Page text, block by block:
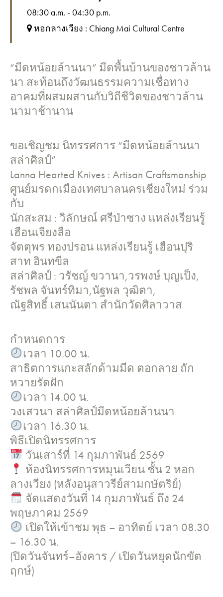
08:30 a.m. - 04:30 p.m.
หอกลางเวียง : Chiang Mai Cultural Centre
“มีดหน้อยล้านนา” มีดพื้นบ้านของชาวล้าน
นา สะท้อนถึงวัฒนธรรมความเชื่อทาง
อาคมที่ผสมผสานกับวิถีชีวิตของชาวล้าน
นามาช้านาน
ขอเชิญชม นิทรรศการ “มีดหน้อยล้านนา
สล่าศิลป์”
Lanna Hearted Knives : Artisan Craftsmanship
ศูนย์มรดกเมืองเทศบาลนครเชียงใหม่ ร่วม
กับ
นักสะสม : วิลักษณ์ ศรีป่าซาง แหล่งเรียนรู้
เฮือนเจียงลือ
จัตตุพร ทองปรอน แหล่งเรียนรู้ เฮือนปุริ
สาท อินทขีล
สล่าศิลป์ : วรัชญ์ ขวานา,วรพงษ์ บุญเป็ง,
รัชพล จันทร์ทิมา,นัฐพล วุฒิตา,
ณัฐสิทธิ์ เสนนันตา สำนักวัดศิลาวาส
กำหนดการ
เวลา 10.00 น.
สาธิตการแกะสลักด้ามมีด ตอกลาย ถัก
หวายรัดฝัก
เวลา 14.00 น.
วงเสวนา สล่าศิลป์มีดหน้อยล้านนา
เวลา 16.30 น.
พิธีเปิดนิทรรศการ
วันเสาร์ที่ 14 กุมภาพันธ์ 2569
ห้องนิทรรศการหมุนเวียน ชั้น 2 หอก
ลางเวียง (หลังอนุสาวรีย์สามกษัตริย์)
จัดแสดงวันที่ 14 กุมภาพันธ์ ถึง 24
พฤษภาคม 2569
เปิดให้เข้าชม พุธ – อาทิตย์ เวลา 08.30
– 16.30 น.
(ปิดวันจันทร์–อังคาร / เปิดวันหยุดนักขัต
ฤกษ์)